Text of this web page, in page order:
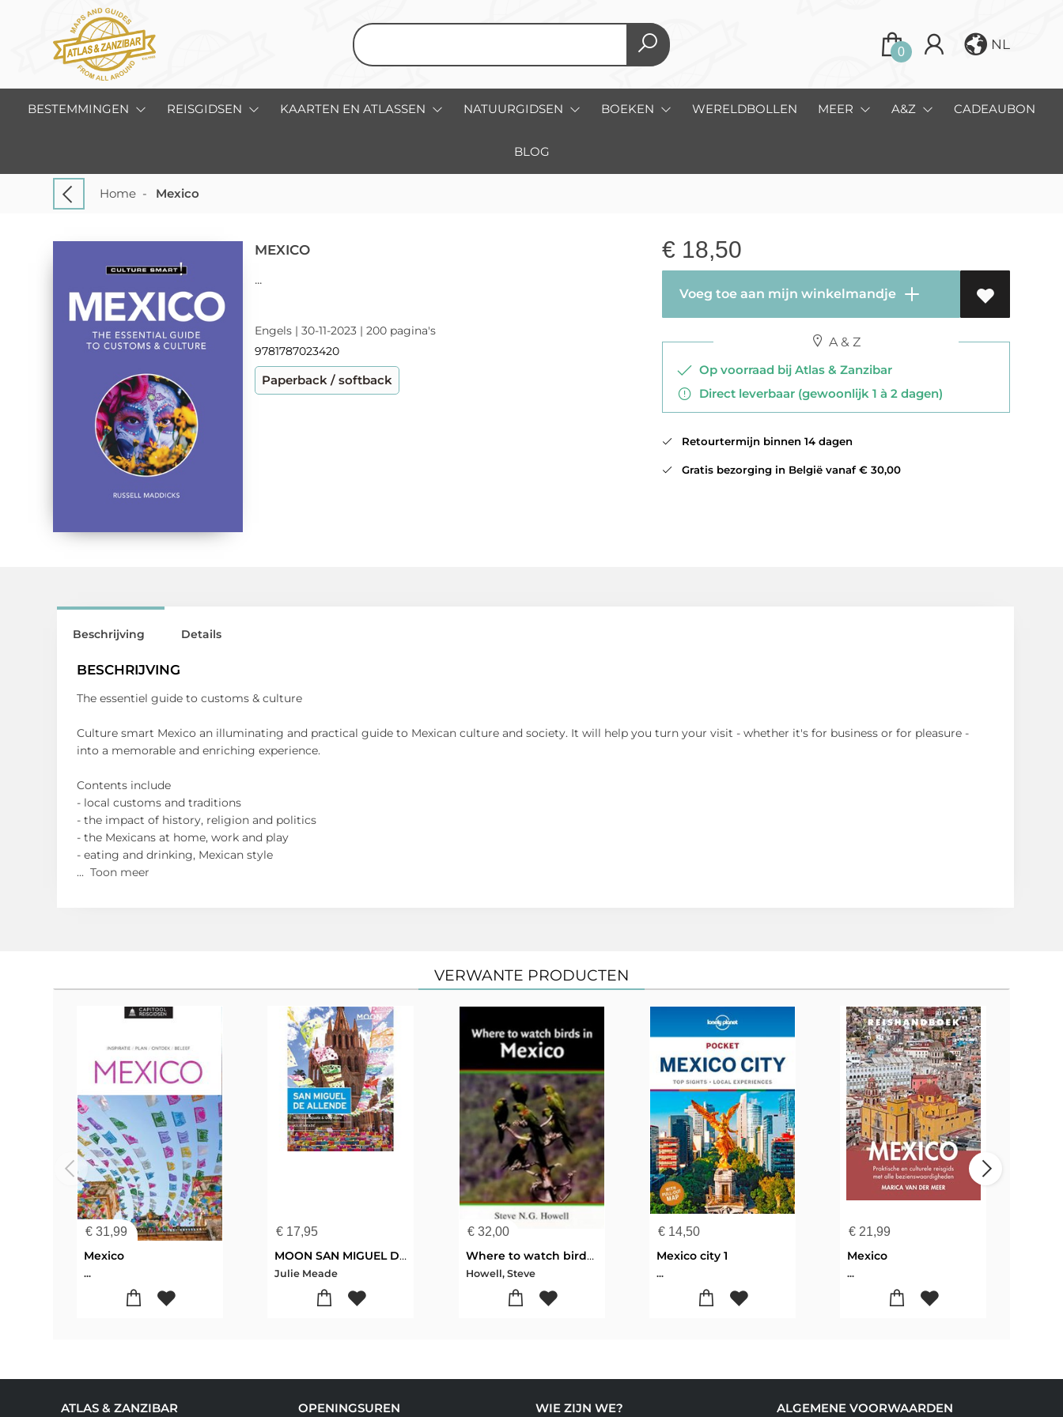
0 NL
BESTEMMINGEN REISGIDSEN KAARTEN EN ATLASSEN NATUURGIDSEN BOEKEN WERELDBOLLEN MEER A&Z CADEAUBON
BLOG
Home - Mexico
MEXICO
...
Engels | 30-11-2023 | 200 pagina's
9781787023420
Paperback / softback
€ 18,50
Voeg toe aan mijn winkelmandje
A & Z
Op voorraad bij Atlas & Zanzibar
Direct leverbaar (gewoonlijk 1 à 2 dagen)
Retourtermijn binnen 14 dagen
Gratis bezorging in België vanaf € 30,00
Beschrijving
BESCHRIJVING
The essentiel guide to customs & culture
Culture smart Mexico an illuminating and practical guide to Mexican culture and society. It will help you turn your visit - whether it's for business or for pleasure -
into a memorable and enriching experience.
Contents include
- local customs and traditions
- the impact of history, religion and politics
- the Mexicans at home, work and play
- eating and drinking, Mexican style
... Toon meer
Details
VERWANTE PRODUCTEN
€ 31,99
Mexico
...
€ 17,95
MOON SAN MIGUEL DE ALLENDE
Julie Meade
€32,00
Where to watch birds in Mexico
Howell, Steve
€14,50
Mexico city 1
...
€ 21,99
Mexico
...
ATLAS & ZANZIBAR OPENINGSUREN WIE ZIJN WE? ALGEMENE VOORWAARDEN